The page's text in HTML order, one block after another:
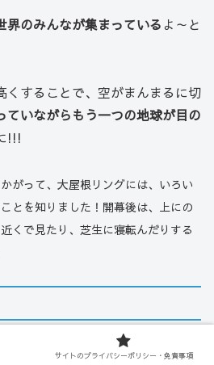
界のみんなが集まっている よ～と
くすることで、空がまんまるに切
ていながらもう一つの地球が目の
!!!
がって、大屋根リングには、いろい
とを知りました！開幕後は、上にの
くで見たり、芝生に寝転んだり する
年11月から、毎月撮っている写
サイトのプライバシーポリシー・免責事項